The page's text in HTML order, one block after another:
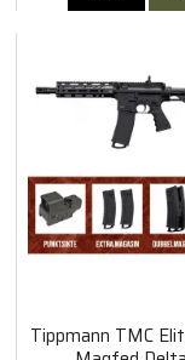
Tippmann TMC